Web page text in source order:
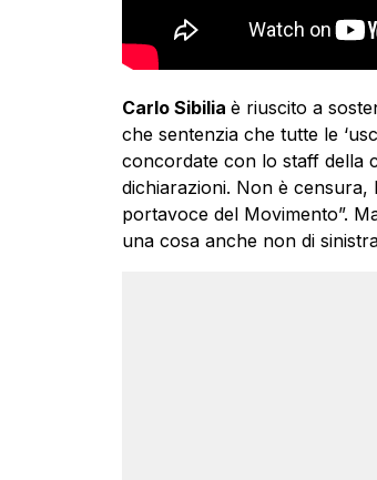
Carlo Sibilia è riuscito a
che sentenzia che tutte le
concordate con lo staff della
dichiarazioni. Non è censura,
portavoce del Movimento”.
una cosa anche non di